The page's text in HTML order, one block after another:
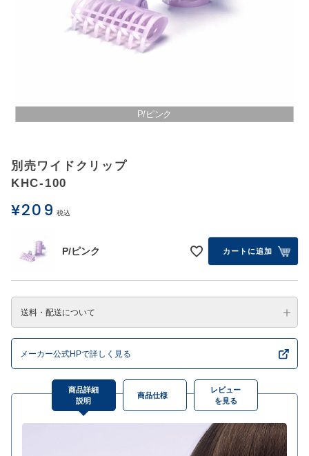
その他
ブログ
ログイン
P/ピンク
別売ワイドクリップ
KHC-100
¥209 税込
P/ピンク カートに追加
送料・配送について
メーカー公式HPで詳しく見る
商品詳細
説明
商品仕様
レビュー
を見る